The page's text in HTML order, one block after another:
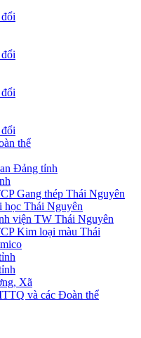
thể
Đảng tỉnh
Gang thép Thái Nguyên
Thái Nguyên
viện TW Thái Nguyên
Kim loại màu Thái
Xã
và các Đoàn thể